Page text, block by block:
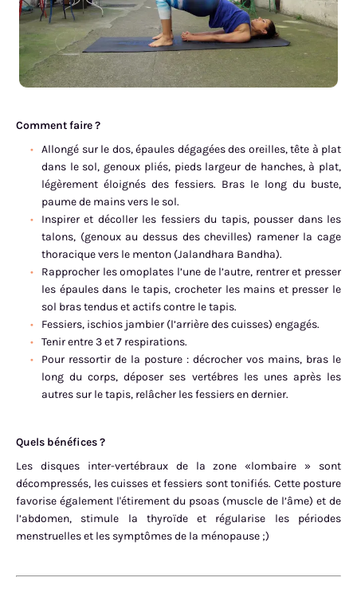
Comment faire ?
Allongé sur le dos, épaules dégagées des oreilles, tête à plat
dans le sol, genoux pliés, pieds largeur de hanches, à plat,
légèrement éloignés des fessiers. Bras le long du buste,
paume de mains vers le sol.
Inspirer et décoller les fessiers du tapis, pousser dans les
talons, (genoux au dessus des chevilles) ramener la cage
thoracique vers le menton (Jalandhara Bandha).
Rapprocher les omoplates l’une de l’autre, rentrer et presser
les épaules dans le tapis, crocheter les mains et presser le
sol bras tendus et actifs contre le tapis.
Fessiers, ischios jambier (l’arrière des cuisses) engagés.
Tenir entre 3 et 7 respirations.
Pour ressortir de la posture : décrocher vos mains, bras le
long du corps, déposer ses vertébres les unes après les
autres sur le tapis, relâcher les fessiers en dernier.
Quels bénéfices ?
Les disques inter-vertébraux de la zone «lombaire » sont
décompressés, les cuisses et fessiers sont tonifiés. Cette posture
favorise également l'étirement du psoas (muscle de l’âme) et de
l’abdomen, stimule la thyroïde et régularise les périodes
menstruelles et les symptômes de la ménopause ;)